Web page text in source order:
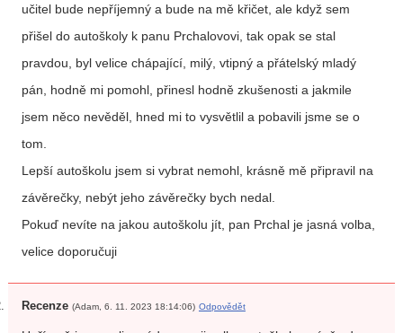
učitel bude nepříjemný a bude na mě křičet, ale když sem
přišel do autoškoly k panu Prchalovovi, tak opak se stal
pravdou, byl velice chápající, milý, vtipný a přátelský mladý
pán, hodně mi pomohl, přinesl hodně zkušenosti a jakmile
jsem něco nevěděl, hned mi to vysvětlil a pobavili jsme se o
tom.
Lepší autoškolu jsem si vybrat nemohl, krásně mě připravil na
závěrečky, nebýt jeho závěrečky bych nedal.
Pokuď nevíte na jakou autoškolu jít, pan Prchal je jasná volba,
velice doporučuji
Recenze (Adam, 6. 11. 2023 18:14:06) Odpovědět